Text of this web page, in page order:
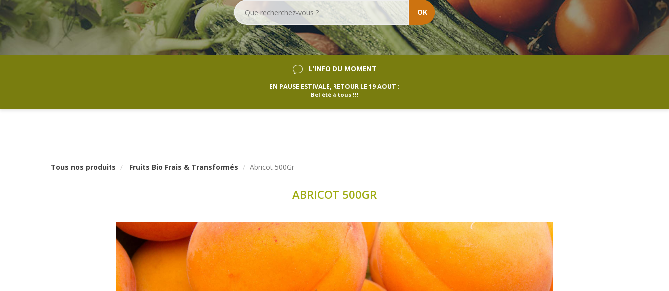
OK
L’INFO DU MOMENT
EN PAUSE ESTIVALE, RETOUR LE 19 AOUT :
Bel été à tous !!!
Tous nos produits Fruits Bio Frais & Transformés Abricot 500Gr
ABRICOT 500GR